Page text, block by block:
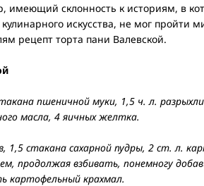
склонность к историям, в
искусства, не мог пройти
рецепт торта пани Валевской.
пшеничной муки, 1,5 ч. л.
масла, 4 яичных желтка.
1,5 стакана сахарной пудры, 2 ст. л.
продолжая взбивать, понемногу
картофельный крахмал.